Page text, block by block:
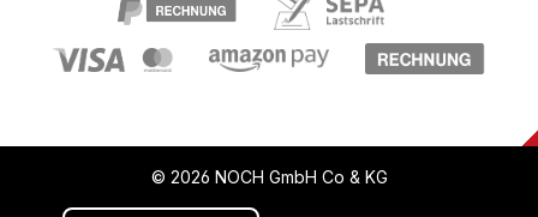
© 2026 NOCH GmbH Co & KG